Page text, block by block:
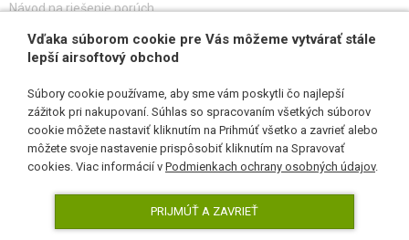
Návod na riešenie porúch
PRIHLÁS SA K ODBERU
SLEDUJ NÁS
Vďaka súborom cookie pre Vás môžeme vytvárať stále
lepší airsoftový obchod
Súbory cookie používame, aby sme vám poskytli čo najlepší
zážitok pri nakupovaní. Súhlas so spracovaním všetkých súborov
cookie môžete nastaviť kliknutím na Prihmúť všetko a zavrieť alebo
môžete svoje nastavenie prispôsobiť kliknutím na Spravovať
cookies. Viac informácií v Podmienkach ochrany osobných údajov.
PRIJMÚŤ A ZAVRIEŤ